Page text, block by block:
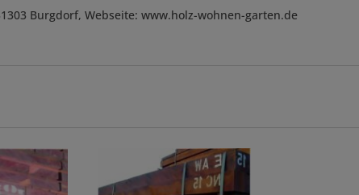
Burgdorf, Webseite: www.holz-wohnen-garten.de